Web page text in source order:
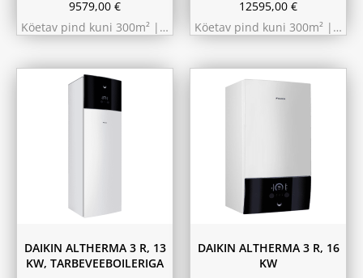
9579,00 €
Köetav pind kuni 300m² |…
12595,00 €
Köetav pind kuni 300m² |…
230L
DAIKIN ALTHERMA 3 R, 13
KW, TARBEVEEBOILERIGA
DAIKIN ALTHERMA 3 R, 16
KW